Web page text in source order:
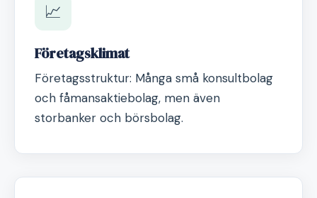
📈
Företagsklimat
Företagsstruktur: Många små konsultbolag
och fåmansaktiebolag, men även
storbanker och börsbolag.